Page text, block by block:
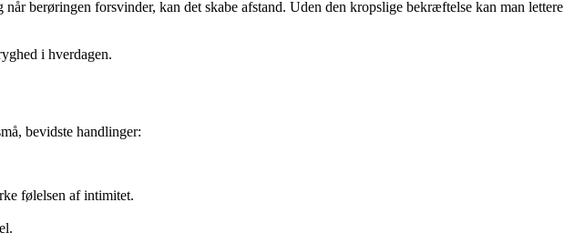
berøringen forsvinder, kan det skabe afstand. Uden den kropslige bekræftelse kan man lettere
i hverdagen.
bevidste handlinger:
følelsen af intimitet.